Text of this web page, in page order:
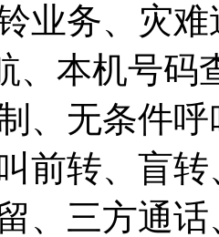
业务、灾
、本机号码
、无条件
前转、盲
、三方通